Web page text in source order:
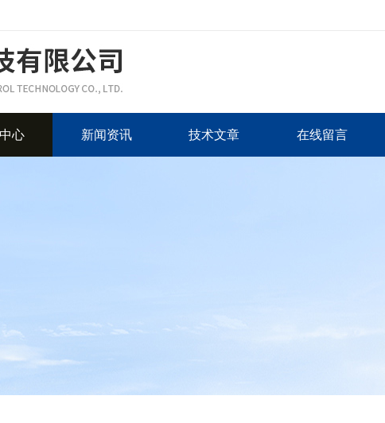
心 新闻资讯 技术文章 在线留言